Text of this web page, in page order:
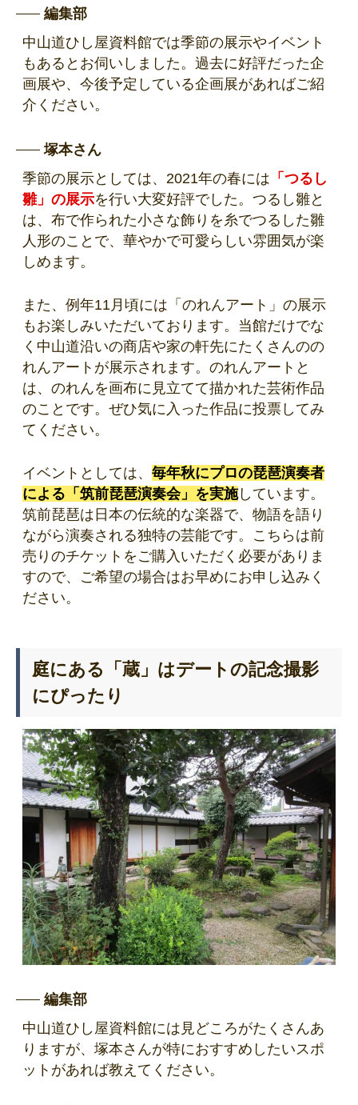
編集部
中山道ひし屋資料館では季節の展示やイベント
もあるとお伺いしました。過去に好評だった企
画展や、今後予定している企画展があればご紹
介ください。
塚本さん
季節の展示としては、2021年の春には 「つるし
雛」の展示を行い大変好評でした。つるし雛と
は、布で作られた小さな飾りを糸でつるした雛
人形のことで、華やかで可愛らしい雰囲気が楽
しめます。
また、例年11月頃には「のれんアート」の展示
もお楽しみいただいております。当館だけでな
く中山道沿いの商店や家の軒先にたくさんのの
れんアートが展示されます。のれんアートと
は、のれんを画布に見立てて描かれた芸術作品
のことです。ぜひ気に入った作品に投票してみ
てください。
イベントとしては、 毎年秋にプロの琵琶演奏者
による「筑前琵琶演奏会」を実施しています。
筑前琵琶は日本の伝統的な楽器で、物語を語り
ながら演奏される独特の芸能です。こちらは前
売りのチケットをご購入いただく必要がありま
すので、ご希望の場合はお早めにお申し込みく
ださい。
庭にある「蔵」はデートの記念撮影
にぴったり
編集部
中山道ひし屋資料館には見どころがたくさんあ
りますが、塚本さんが特におすすめしたいスポ
ットがあれば教えてください。